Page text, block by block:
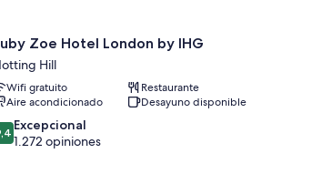
Zoe Hotel London by IHG
Hill
Wifi gratuito
Restaurante
Aire acondicionado
Desayuno disponible
Excepcional
1.272 opiniones